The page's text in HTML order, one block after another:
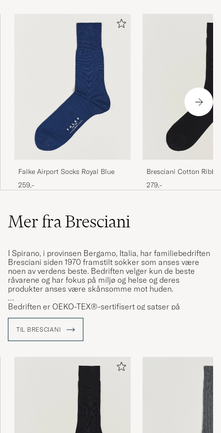
Falke Airport Socks Royal Blue
259,-
Bresciani Cotton
Socks Black
279,-
Mer fra Bresciani
I Spirano, i provinsen Bergamo, Italia, har familiebedriften
Bresciani siden 1970 framstilt sokker som anses være
noen av verdens beste. Bedriften velger kun de beste
råvarene og har fokus på miljø og helse og deres
produkter anses være skånsomme mot huden.
Bedriften er OEKO-TEX®-sertifisert og satser på
nærproduksjon for å kunne ha kontroll på komfort og
egyptisk bomull, australsk merinoull, fransk lin samt
kashmir fra geiter i Himalaya.
TIL BRESCIANI